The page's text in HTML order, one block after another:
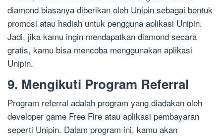
diamond biasanya diberikan oleh Unipin sebagai bentuk
promosi atau hadiah untuk pengguna aplikasi Unipin.
Jadi, jika kamu ingin mendapatkan diamond secara
gratis, kamu bisa mencoba menggunakan aplikasi
Unipin.
9. Mengikuti Program Referral
Program referral adalah program yang diadakan oleh
developer game Free Fire atau aplikasi pembayaran
seperti Unipin. Dalam program ini, kamu akan